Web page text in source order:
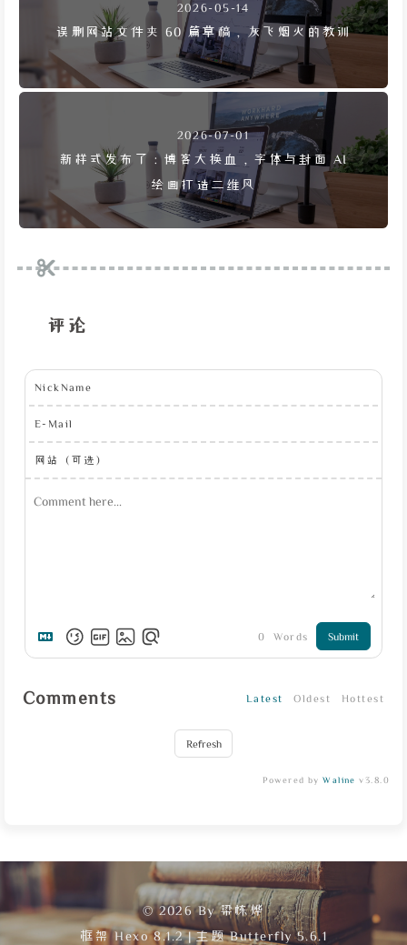
2026-05-14
误删网站文件夹 60 篇草稿，灰飞烟灭的教训
2026-07-01
新样式发布了：博客大换血，字体与封面 AI
绘画打造二维风
评论
NickName
E-Mail
网站（可选）
0 Words Submit
Comments Latest Oldest Hottest
Refresh
Powered byWaline v3.8.0
© 2026 By 梁栋烨
框架Hexo 8.1.2 | 主题Butterfly 5.6.1